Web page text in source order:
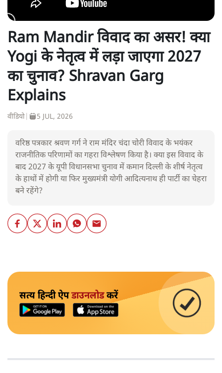
Ram Mandir विवाद का असर! क्या
Yogi के नेतृत्व में लड़ा जाएगा 2027
का चुनाव? Shravan Garg
Explains
वीडियो 5 JUL, 2026
वरिष्ठ पत्रकार श्रवण गर्ग ने राम मंदिर चंदा चोरी विवाद के भयंकर
राजनीतिक परिणामों का गहरा विश्लेषण किया है। क्या इस विवाद के
बाद 2027 के यूपी विधानसभा चुनाव में कमान दिल्ली के शीर्ष नेतृत्व
के हाथों में होगी या फिर मुख्यमंत्री योगी आदित्यनाथ ही पार्टी का चेहरा
बने रहेंगे?
सत्य हिन्दी ऐपडाउनलोडकरें